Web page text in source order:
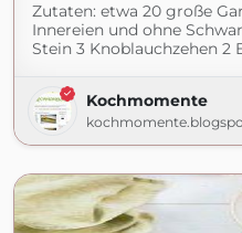
Zutaten: etwa 20 große
Innereien und ohne
Stein 3 Knoblauchzehen 2
Kochmomente